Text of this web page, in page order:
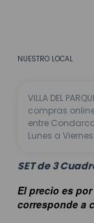
NUESTRO LOCAL
VILLA DEL
compras
entre
Lunes a Viernes
SET de 3
El precio es
corresponde a